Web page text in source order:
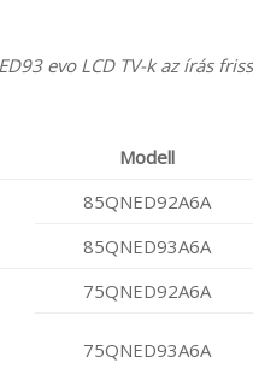
evo LCD TV-k az írás
Modell
85QNED92A6A
85QNED93A6A
75QNED92A6A
75QNED93A6A